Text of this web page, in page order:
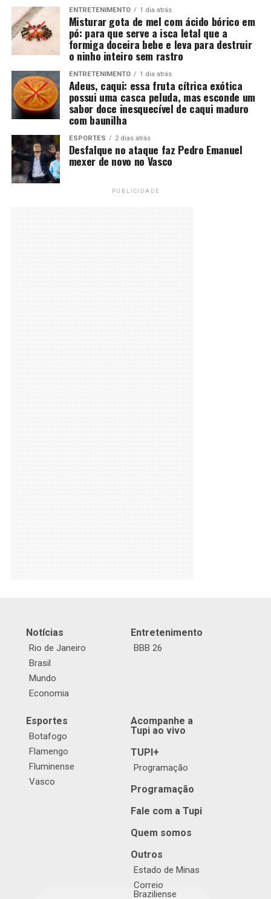
ENTRETENIMENTO 1 dia atrás
Misturar gota de mel com ácido bórico em
pó: para que serve a isca letal que a
formiga doceira bebe e leva para destruir
o ninho inteiro sem rastro
ENTRETENIMENTO 1 dia atrás
Adeus, caqui: essa fruta cítrica exótica
possui uma casca peluda, mas esconde um
sabor doce inesquecível de caqui maduro
com baunilha
ESPORTES 2 dias atrás
Desfalque no ataque faz Pedro Emanuel
mexer de novo no Vasco
PUBLICIDADE
Notícias
Rio de Janeiro
Brasil
Mundo
Economia
Entretenimento
BBB 26
Esportes
Botafogo
Flamengo
Fluminense
Vasco
Acompanhe a
Tupi ao vivo
TUPI+
Programação
Programação
Fale com a Tupi
Quem somos
Outros
Estado de Minas
Correio
Braziliense